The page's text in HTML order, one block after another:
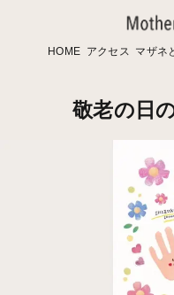
HOME アクセス マザネ
敬老の日